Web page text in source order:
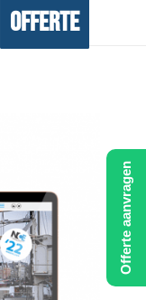
Offerte
Offerte aanvragen